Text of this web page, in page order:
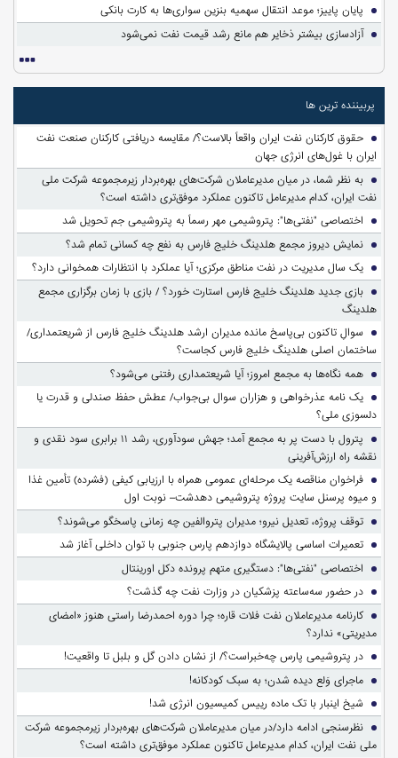
پایان پاییز؛ موعد انتقال سهمیه بنزین سواری‌ها به کارت بانکی
آزادسازی بیشتر ذخایر هم مانع رشد قیمت نفت نمی‌شود
پربیننده ترین ها
حقوق کارکنان نفت ایران واقعاً بالاست؟/ مقایسه دریافتی کارکنان صنعت نفت
ایران با غول‌های انرژی جهان
به نظر شما، در میان مدیرعاملان شرکت‌های بهره‌بردار زیرمجموعه شرکت ملی
نفت ایران، کدام مدیرعامل تاکنون عملکرد موفق‌تری داشته است؟
اختصاصی "نفتی‌ها": پتروشیمی مهر رسماً به پتروشیمی جم تحویل شد
نمایش دیروز مجمع هلدینگ خلیج فارس به نفع چه کسانی تمام شد؟
یک سال مدیریت در نفت مناطق مرکزی؛ آیا عملکرد با انتظارات همخوانی دارد؟
بازی جدید هلدینگ خلیج فارس استارت خورد؟ / بازی با زمان برگزاری مجمع
هلدینگ
سوالِ تاکنون بی‌پاسخ مانده مدیران ارشد هلدینگ خلیج فارس از شریعتمداری/
ساختمان اصلی هلدینگ خلیج فارس کجاست؟
همه نگاه‌ها به مجمع امروز؛ آیا شریعتمداری رفتنی می‌شود؟
یک نامه عذرخواهی و هزاران سوال بی‌جواب/ عطش حفظ صندلی و قدرت یا
دلسوزی ملی؟
پترول با دست پر به مجمع آمد؛ جهش سودآوری، رشد ۱۱ برابری سود نقدی و
نقشه راه ارزش‌آفرینی
فراخوان مناقصه یک مرحله‌ای عمومی همراه با ارزیابی کیفی (فشرده) تأمین غذا
و میوه پرسنل سایت پروژه پتروشیمی دهدشت– نوبت اول
توقف پروژه، تعدیل نیرو؛ مدیران پتروالفین چه زمانی پاسخگو می‌شوند؟
تعمیرات اساسی پالایشگاه دوازدهم پارس جنوبی با توان داخلی آغاز شد
اختصاصی "نفتی‌ها": دستگیری متهم پرونده دکل اورینتال
در حضور سه‌ساعته پزشکیان در وزارت نفت چه گذشت؟
کارنامه مدیرعاملان نفت فلات قاره؛ چرا دوره احمدرضا راستی هنوز «امضای
مدیریتی» ندارد؟
در پتروشیمی پارس چه‌خبراست؟/ از نشان دادن گل و بلبل تا واقعیت!
ماجرای وَلع دیده شدن؛ به سبک کودکانه!
شیخ اینبار با تک ماده رییس کمیسیون انرژی شد!
نظرسنجی ادامه دارد/در میان مدیرعاملان شرکت‌های بهره‌بردار زیرمجموعه شرکت
ملی نفت ایران، کدام مدیرعامل تاکنون عملکرد موفق‌تری داشته است؟